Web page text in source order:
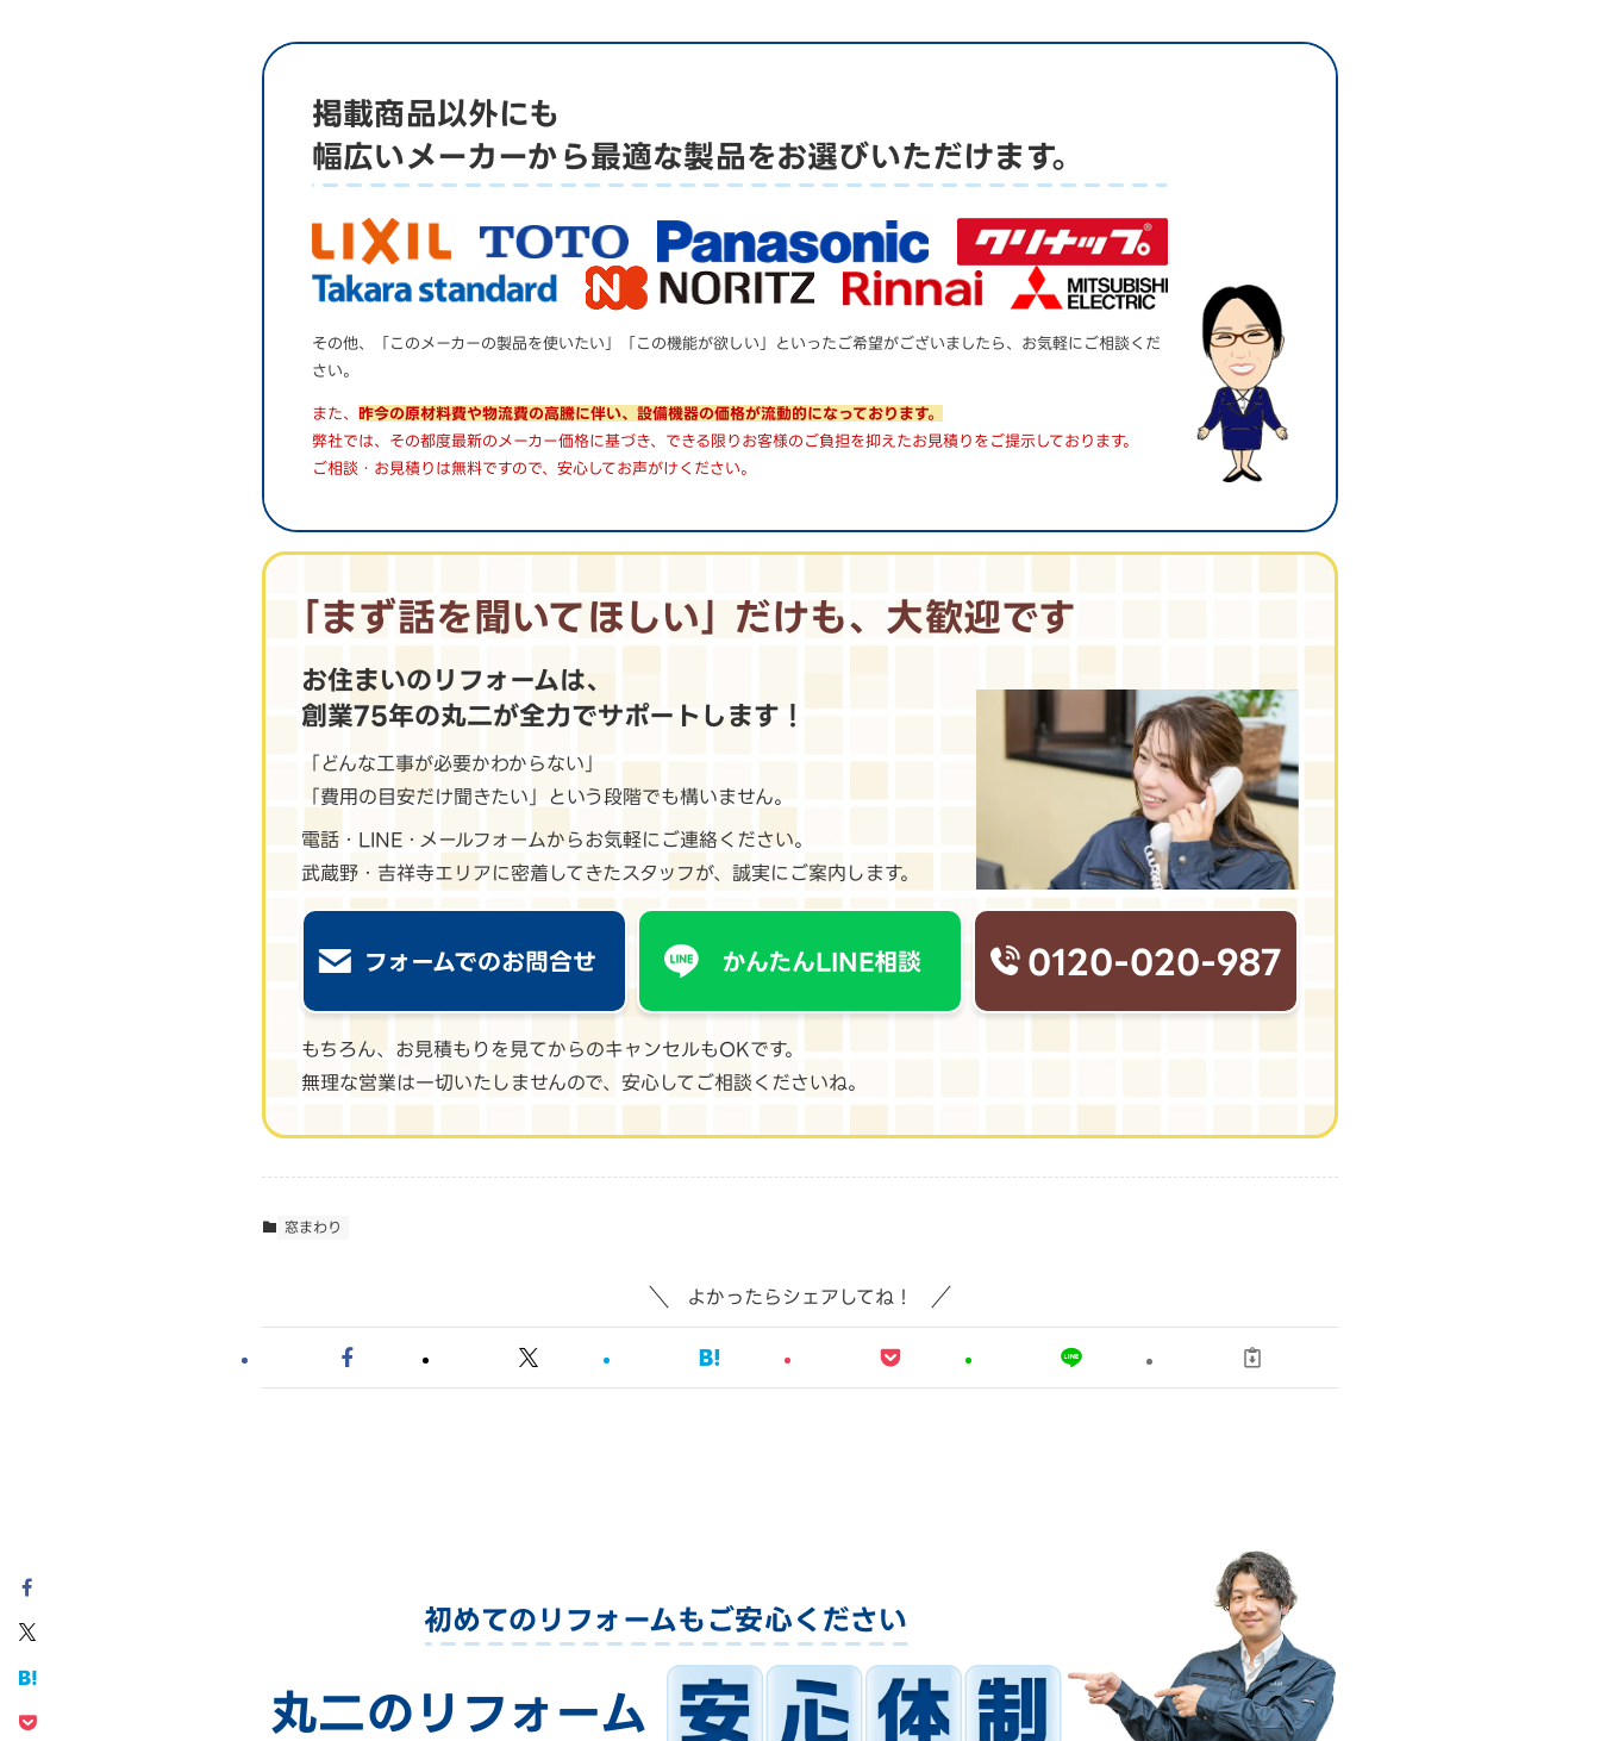
掲載商品以外にも
幅広いメーカーから最適な製品をお選びいただけます。
その他、「このメーカーの製品を使いたい」「この機能が欲しい」といったご希望がございましたら、お気軽にご相談くだ
さい。
また、
昨今の原材料費や物流費の高騰に伴い、設備機器の価格が流動的になっております。
弊社では、その都度最新のメーカー価格に基づき、できる限りお客様のご負担を抑えたお見積りをご提示しております。
ご相談・お見積りは無料ですので、安心してお声がけください。
｢まず話を聞いてほしい｣ だけも、大歓迎です
お住まいのリフォームは、
創業75年の丸二が全力でサポートします！
「どんな工事が必要かわからない」
「費用の目安だけ聞きたい」という段階でも構いません。
電話・LINE・メールフォームからお気軽にご連絡ください。
武蔵野・吉祥寺エリアに密着してきたスタッフが、誠実にご案内します。
フォームでのお問合せ かんたんLINE相談 0120-020-987
もちろん、お見積もりを見てからのキャンセルもOKです。
無理な営業は一切いたしませんので、安心してご相談くださいね。
窓まわり
よかったらシェアしてね！
初めてのリフォームもご安心ください
丸二のリフォーム